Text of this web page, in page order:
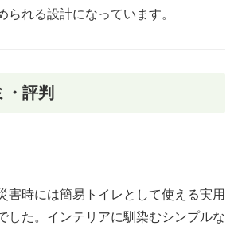
られる設計になっています。
・評判
害時には簡易トイレとして使える実用
した。インテリアに馴染むシンプルな